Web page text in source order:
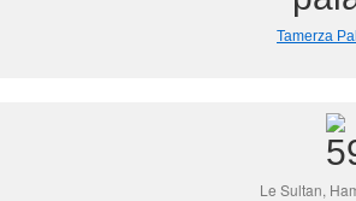
Tamerza
Le Sultan,